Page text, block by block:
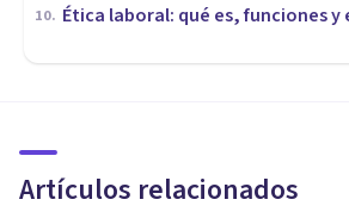
10. Ética laboral: qué es, funciones y
Artículos relacionados
Cuando tu trabajo
soluciones